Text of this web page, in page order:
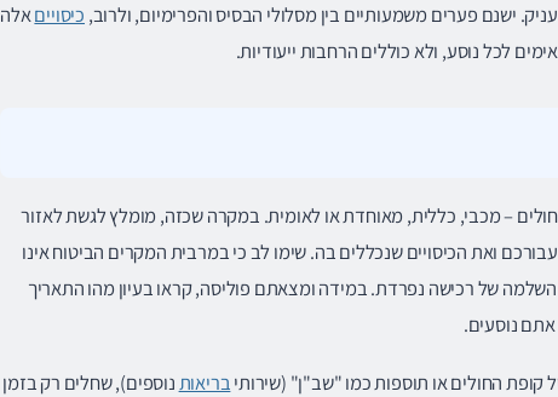
ישנם פערים משמעותיים בין מסלולי הבסיס והפרימיום, ולרוב, כיסוייםאלה
לכל נוסע, ולא כוללים הרחבות ייעודיות.
– מכבי, כללית, מאוחדת או לאומית. במקרה שכזה, מומלץ לגשת לאזור
ואת הכיסויים שנכללים בה. שימו לב כי במרבית המקרים הביטוח אינו
של רכישה נפרדת. במידה ומצאתם פוליסה, קראו בעיון מהו התאריך
אתם נוסעים.
החולים או תוספות כמו "שב"ן" (שירותיבריאותנוספים), שחלים רק בזמן